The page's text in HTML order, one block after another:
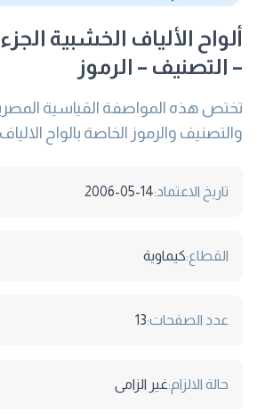
ألواح الألياف الخشبية
– التصنيف – الرموز
تختص هذه المواصفة القياسية
والتصنيف والرموز الخاصة بالواح
تاريخ الاعتماد:2006-05-14
القطاع:كيماوية
عدد الصفحات:13
حالة الالزام:غير الزامى